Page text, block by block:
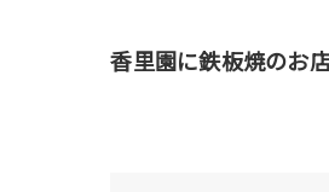
香里園に鉄板焼のお